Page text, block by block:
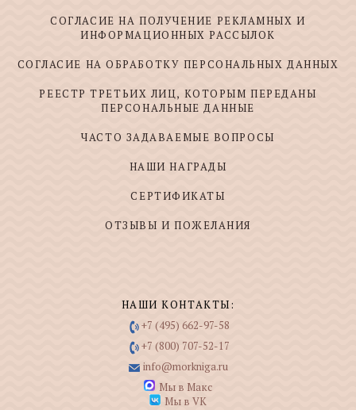
СОГЛАСИЕ НА ПОЛУЧЕНИЕ РЕКЛАМНЫХ И
ИНФОРМАЦИОННЫХ РАССЫЛОК
СОГЛАСИЕ НА ОБРАБОТКУ ПЕРСОНАЛЬНЫХ ДАННЫХ
РЕЕСТР ТРЕТЬИХ ЛИЦ, КОТОРЫМ ПЕРЕДАНЫ
ПЕРСОНАЛЬНЫЕ ДАННЫЕ
ЧАСТО ЗАДАВАЕМЫЕ ВОПРОСЫ
НАШИ НАГРАДЫ
СЕРТИФИКАТЫ
ОТЗЫВЫ И ПОЖЕЛАНИЯ
НАШИ КОНТАКТЫ:
+7 (495) 662-97-58
+7 (800) 707-52-17
info@morkniga.ru
Мы в Макс
Мы в VK